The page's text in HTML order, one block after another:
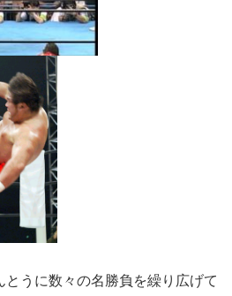
うに数々の名勝負を繰り広げて